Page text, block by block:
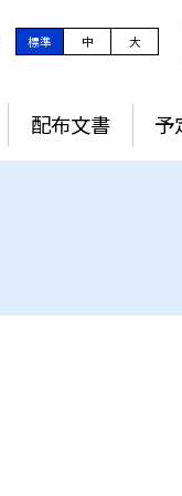
標準 中 大
配布文書 予